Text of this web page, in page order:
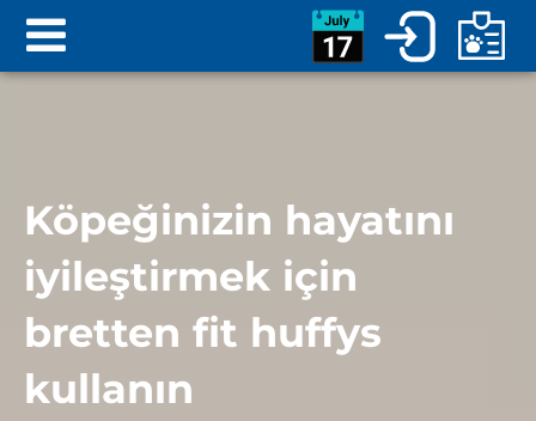
Köpeğinizin hayatını
iyileştirmek için
bretten fit huffys
kullanın